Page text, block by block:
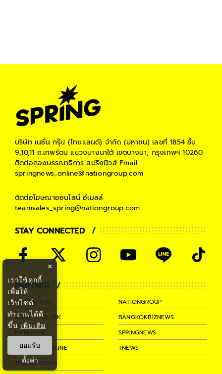
บริษัท เนชั่น กรุ๊ป (ไทยแลนด์) จำกัด (มหาชน) เลขที่ 1854 ชั้น
9,10,11 ถ.เทพรัตน แขวงบางนาใต้ เขตบางนา, กรุงเทพฯ 10260
ติดต่อกองบรรณาธิการ สปริงนิวส์Email:
springnews_online@nationgroup.com
ติดต่อโฆษณาออนไลน์ อีเมลล์
teamsales_spring@nationgroup.com
STAY CONNECTED
PARTNER
THE NATION
NATIONGROUP
KOMCHADLUEK
BANGKOKBIZNEWS
NATIONTV
SPRINGNEWS
THAINEWSONLINE
TNEWS
THANSETTAKIJ
×
เราใช้คุกกี้
เพื่อให้
เว็บไซต์
ทำงานได้ดี
ขึ้น เพิ่มเติม
ยอมรับ
ตั้งค่า